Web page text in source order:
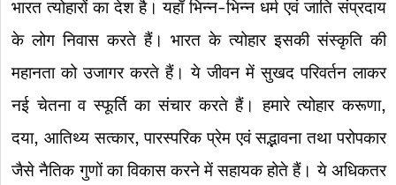
भारत त्योहारों का देश है। यहाँ भिन्न-भिन्न धर्म एवं जाति संप्रदाय
के लोग निवास करते हैं। भारत के त्योहार इसकी संस्कृति की
महानता को उजागर करते हैं। ये जीवन में सुखद परिवर्तन लाकर
नई चेतना व स्फूर्ति का संचार करते हैं। हमारे त्योहार करूणा,
दया, आतिथ्य सत्कार, पारस्परिक प्रेम एवं सद्भावना तथा परोपकार
जैसे नैतिक गुणों का विकास करने में सहायक होते हैं। ये अधिकतर